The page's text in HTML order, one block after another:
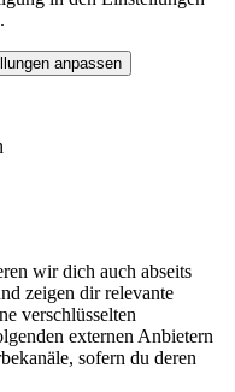
.
anpassen
wir dich auch abseits
zeigen dir relevante
verschlüsselten
externen Anbietern
sofern du deren